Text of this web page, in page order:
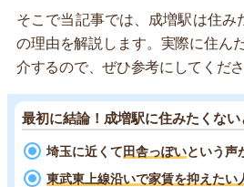
そこで当記事では、成増駅は住み
の理由を解説します。実際に住ん
介するので、ぜひ参考にしてくださ
最初に結論！成増駅に住みたくない
埼玉に近くて田舎っぽいという声
東武東上線沿いで家賃を抑えたい